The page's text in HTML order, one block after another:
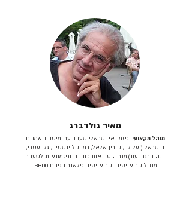
מאיר גולדברג
מנהל מקצועי, פזמונאי ישראלי שעבד עם מיטב האמנים
בישראל (יעל לוי, קורין אלאל, רמי קליינשטיין, גלי עטרי,
דנה ברגר ועוד).מנחה סדנאות כתיבה ופזמונאות. לשעבר
מנהל קריאייטיב וקריאייטיב פלאנר בגיתם BBDO.